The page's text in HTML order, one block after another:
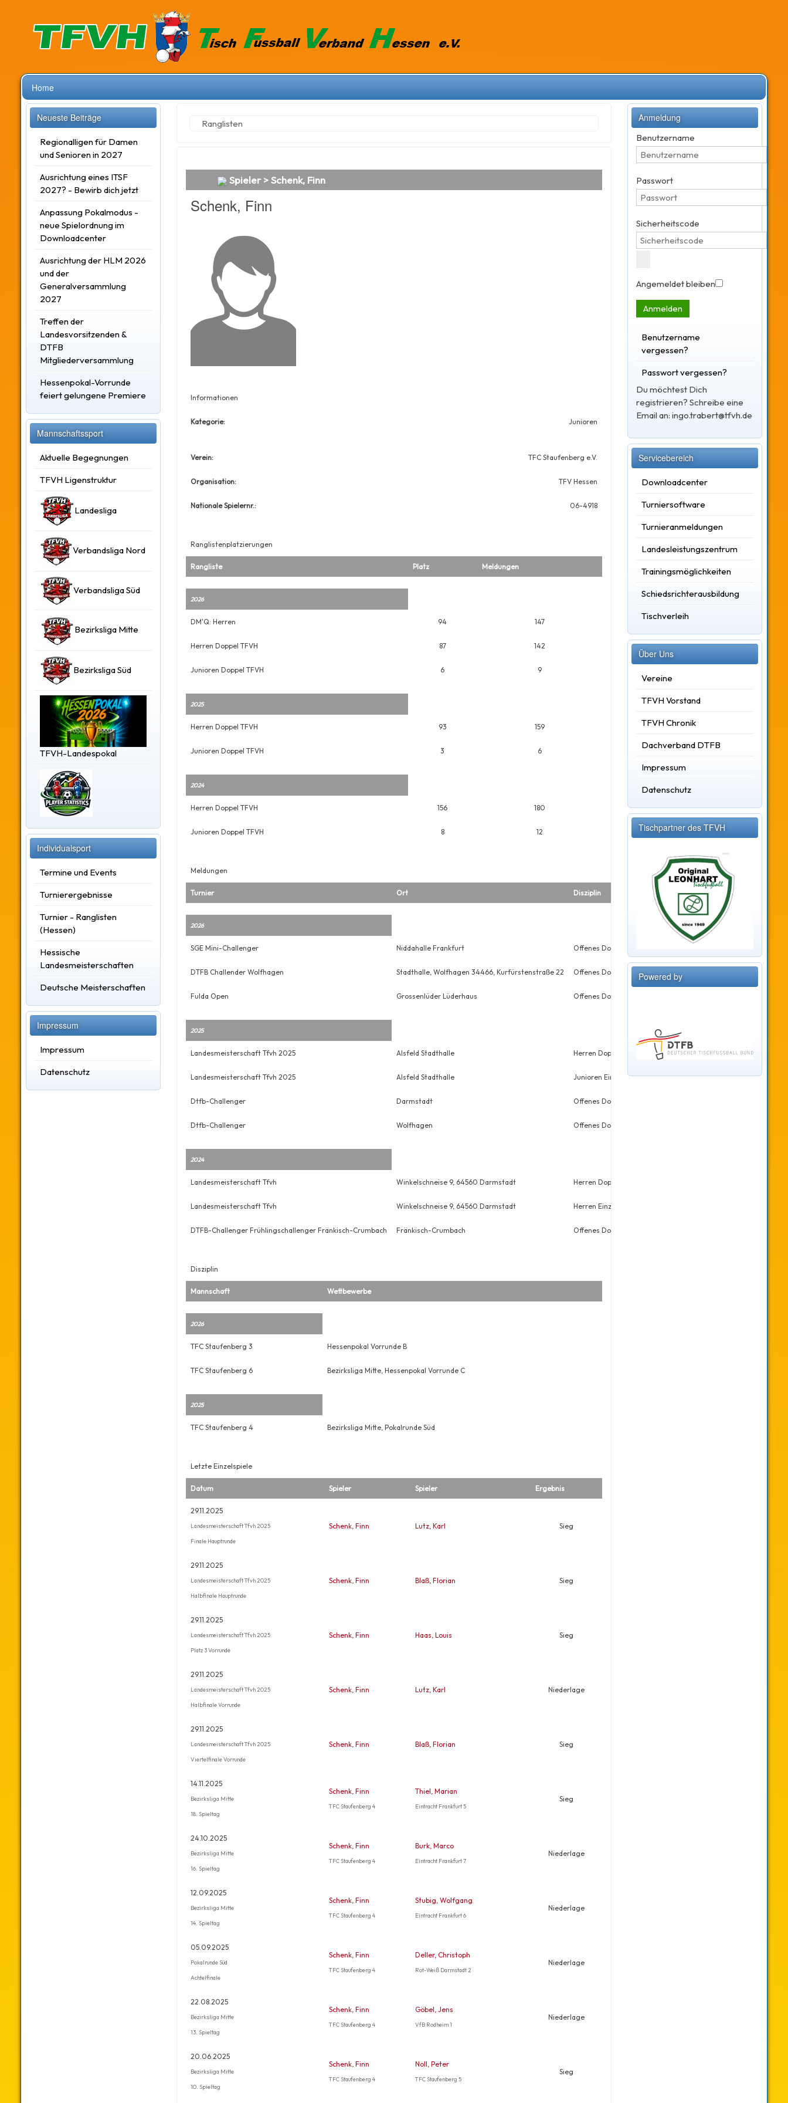
Home
Neueste Beiträge
Regionalligen für Damen
und Senioren in 2027
Ausrichtung eines ITSF
2027? - Bewirb dich jetzt
Anpassung Pokalmodus -
neue Spielordnung im
Downloadcenter
Ausrichtung der HLM 2026
und der
Generalversammlung
2027
Treffen der
Landesvorsitzenden &
DTFB
Mitgliederversammlung
Hessenpokal-Vorrunde
feiert gelungene Premiere
Mannschaftssport
Aktuelle Begegnungen
TFVH Ligenstruktur
Landesliga
Verbandsliga Nord
Verbandsliga Süd
Bezirksliga Mitte
Bezirksliga Süd
TFVH-Landespokal
Individualsport
Termine und Events
Turnierergebnisse
Turnier - Ranglisten
(Hessen)
Hessische
Landesmeisterschaften
Deutsche Meisterschaften
Impressum
Impressum
Datenschutz
Ranglisten
Spieler > Schenk, Finn
Schenk, Finn
Informationen
Kategorie: Junioren
Verein: TFC Staufenberg e.V.
Organisation: TFV Hessen
Nationale Spielernr.: 06-4918
Ranglistenplatzierungen
Rangliste Platz Meldungen
2026
DM'Q: Herren 94 147
Herren Doppel TFVH 87 142
Junioren Doppel TFVH 6 9
2025
Herren Doppel TFVH 93 159
Junioren Doppel TFVH 3 6
2024
Herren Doppel TFVH 156 180
Junioren Doppel TFVH 8 12
Meldungen
Turnier Ort Disziplin Datum Platz Meldungen
2026
SGE Mini-Challenger Niddahalle Frankfurt Offenes Doppel
DTFB Challender Wolfhagen Stadthalle, Wolfhagen 34466, Kurfürstenstraße 22 Offenes Doppel Do., 01.01.2026
Fulda Open Grossenlüder Lüderhaus Offenes Doppel
2025
Landesmeisterschaft Tfvh 2025 Alsfeld Stadthalle Herren Doppel Sa., 29.11.2025 30 34
Landesmeisterschaft Tfvh 2025 Alsfeld Stadthalle Junioren Einzel Sa., 29.11.2025 1 4
Dtfb-Challenger Darmstadt Offenes Doppel
Dtfb-Challenger Wolfhagen Offenes Doppel
2024
Landesmeisterschaft Tfvh Winkelschneise 9, 64560 Darmstadt Herren Doppel
Landesmeisterschaft Tfvh Winkelschneise 9, 64560 Darmstadt Herren Einzel
DTFB-Challenger Frühlingschallenger Fränkisch-Crumbach Fränkisch-Crumbach Offenes Doppel
Disziplin
Mannschaft Wettbewerbe
2026
TFC Staufenberg 3 Hessenpokal Vorrunde B
TFC Staufenberg 6 Bezirksliga Mitte, Hessenpokal Vorrunde C
2025
TFC Staufenberg 4 Bezirksliga Mitte, Pokalrunde Süd
Letzte Einzelspiele
Datum Spieler Spieler Ergebnis
29.11.2025
Landesmeisterschaft Tfvh 2025
Finale Hauptrunde
Schenk, Finn Lutz, Karl Sieg
29.11.2025
Landesmeisterschaft Tfvh 2025
Halbfinale Hauptrunde
Schenk, Finn Blaß, Florian Sieg
29.11.2025
Landesmeisterschaft Tfvh 2025
Platz 3 Vorrunde
Schenk, Finn Haas, Louis Sieg
29.11.2025
Landesmeisterschaft Tfvh 2025
Halbfinale Vorrunde
Schenk, Finn Lutz, Karl Niederlage
29.11.2025
Landesmeisterschaft Tfvh 2025
Viertelfinale Vorrunde
Schenk, Finn Blaß, Florian Sieg
14.11.2025
Bezirksliga Mitte
18. Spieltag
Schenk, Finn
TFC Staufenberg 4
Thiel, Marian
Eintracht Frankfurt 5
Sieg
24.10.2025
Bezirksliga Mitte
16. Spieltag
Schenk, Finn
TFC Staufenberg 4
Burk, Marco
Eintracht Frankfurt 7
Niederlage
12.09.2025
Bezirksliga Mitte
14. Spieltag
Schenk, Finn
TFC Staufenberg 4
Stubig, Wolfgang
Eintracht Frankfurt 6
Niederlage
05.09.2025
Pokalrunde Süd
Achtelfinale
Schenk, Finn
TFC Staufenberg 4
Deller, Christoph
Rot-Weiß Darmstadt 2
Niederlage
22.08.2025
Bezirksliga Mitte
13. Spieltag
Schenk, Finn
TFC Staufenberg 4
Göbel, Jens
VfB Rodheim 1
Niederlage
20.06.2025
Bezirksliga Mitte
10. Spieltag
Schenk, Finn
TFC Staufenberg 4
Noll, Peter
TFC Staufenberg 5
Sieg
Anmeldung
Benutzername
Passwort
Sicherheitscode
Angemeldet bleiben
Anmelden
Benutzername
vergessen?
Passwort vergessen?
Du möchtest Dich
registrieren? Schreibe eine
Email an: ingo.trabert@tfvh.de
Servicebereich
Downloadcenter
Turniersoftware
Turnieranmeldungen
Landesleistungszentrum
Trainingsmöglichkeiten
Schiedsrichterausbildung
Tischverleih
Über Uns
Vereine
TFVH Vorstand
TFVH Chronik
Dachverband DTFB
Impressum
Datenschutz
Tischpartner des TFVH
Powered by